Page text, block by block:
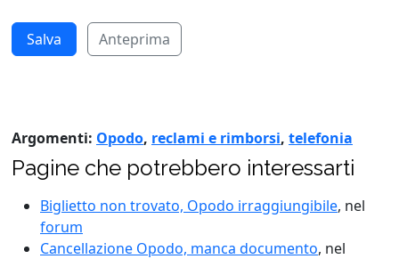
Anteprima
Argomenti: Opodo, reclami e rimborsi, telefonia
Pagine che potrebbero interessarti
Biglietto non trovato, Opodo irraggiungibile, nel
forum
Cancellazione Opodo, manca documento, nel